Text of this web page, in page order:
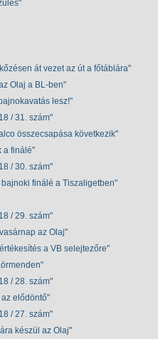
át vezet az út a főtáblára
Olaj a BL-ben
lesz!
/ 31. szám
összecsapása következik
a finálé
/ 30. szám
finálé a Tiszaligetben
/ 29. szám
az Olaj
a VB selejtezőre
/ 28. szám
elődöntő
/ 27. szám
készül az Olaj